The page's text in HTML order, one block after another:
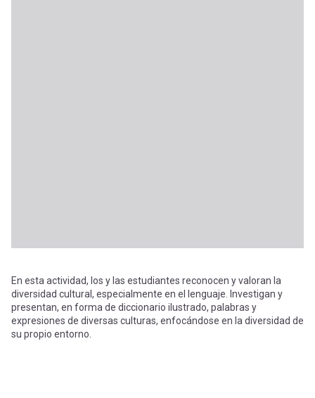
En esta actividad, los y las estudiantes reconocen y valoran la
diversidad cultural, especialmente en el lenguaje. Investigan y
presentan, en forma de diccionario ilustrado, palabras y
expresiones de diversas culturas, enfocándose en la diversidad de
su propio entorno.